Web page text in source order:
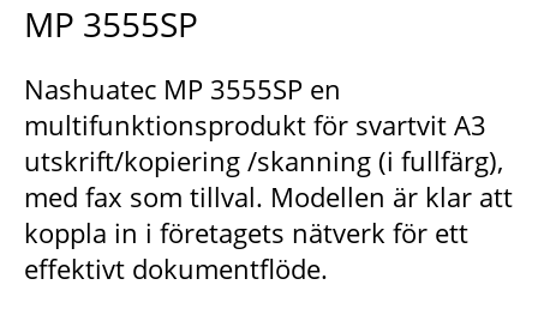
MP 3555SP
Nashuatec MP 3555SP en
multifunktionsprodukt för svartvit A3
utskrift/kopiering /skanning (i fullfärg),
med fax som tillval. Modellen är klar att
koppla in i företagets nätverk för ett
effektivt dokumentflöde.